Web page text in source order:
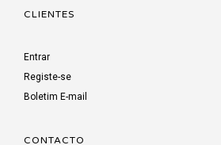
CLIENTES
Entrar
Registe-se
Boletim E-mail
CONTACTO